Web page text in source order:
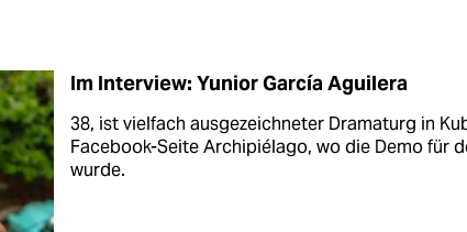
Im Interview: Yunior García Aguilera
38, ist vielfach ausgezeichneter Dra­ma­turg in
Facebook-Seite Archipiélago, wo die Demo für
wurde.